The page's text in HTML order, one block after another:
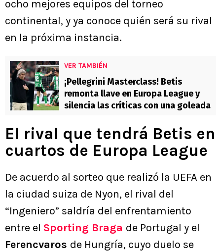
ocho mejores equipos del torneo
continental, y ya conoce quién será su rival
en la próxima instancia.
VER TAMBIÉN
¡Pellegrini Masterclass! Betis
remonta llave en Europa League y
silencia las críticas con una goleada
El rival que tendrá Betis en
cuartos de Europa League
De acuerdo al sorteo que realizó la UEFA en
la ciudad suiza de Nyon, el rival del
“Ingeniero” saldría del enfrentamiento
entre el Sporting Braga de Portugal y el
Ferencvaros de Hungría, cuyo duelo se